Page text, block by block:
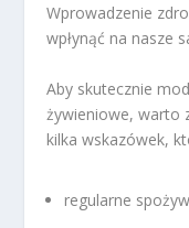
Wprowadzenie
wpłynąć na nasze
Aby skutecznie
żywieniowe, warto
kilka wskazówek,
regularne